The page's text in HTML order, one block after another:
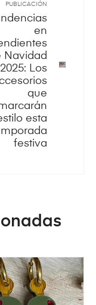
PUBLICACIÓN
en
Navidad
2025: Los
que
esta
festiva